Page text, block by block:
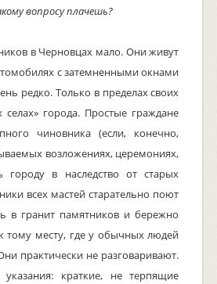
вопросу плачешь?
в Черновцах мало. Они живут
с затемненными окнами
редко. Только в пределах своих
города. Простые граждане
чиновника (если, конечно,
возложениях, церемониях,
городу в наследство от старых
всех мастей старательно поют
в гранит памятников и бережно
тому месту, где у обычных людей
практически не разговаривают.
краткие, не терпящие